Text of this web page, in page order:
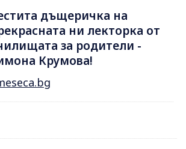
дъщеричка на
ни лекторка от
за родители -
Крумова!